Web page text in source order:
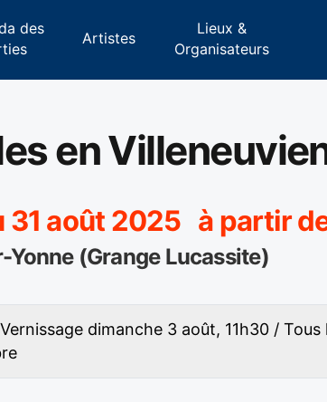
des
Artistes
Lieux &
Organisateurs
en
31 août 2025 à partir
(Grange Lucassite)
Vernissage dimanche 3 août, 11h30 /